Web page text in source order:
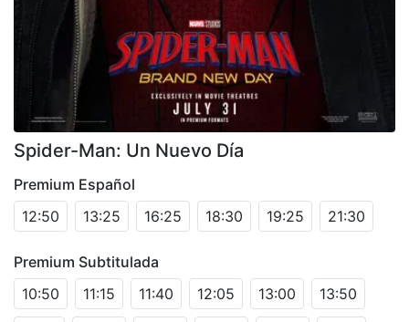
Spider-Man: Un Nuevo Día
Premium Español
12:50
13:25 16:25 18:30 19:25 21:30
Premium Subtitulada
10:50
11:15 11:40 12:05 13:00 13:50